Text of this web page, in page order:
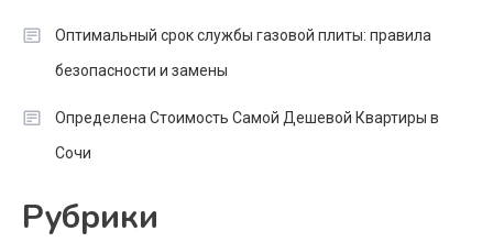
Оптимальный срок службы газовой плиты: правила
безопасности и замены
Определена Стоимость Самой Дешевой Квартиры в
Сочи
Рубрики